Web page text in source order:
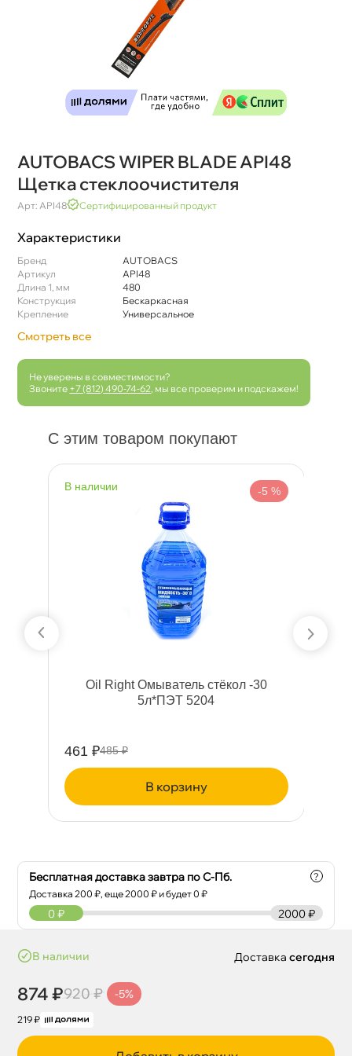
AUTOBACS WIPER BLADE API48
Щетка стеклоочистителя
Арт: API48 Сертифицированный продукт
Характеристики
Бренд
AUTOBACS
Артикул
API48
Длина 1, мм
480
Конструкция
Бескаркасная
Крепление
Универсальное
Смотреть все
Не уверены в совместимости?
Звоните +7 (812) 490-74-62 , мы все проверим и подскажем!
С этим товаром покупают
наличии -5 %
Oil Right Омыватель стёкол -30
5л*ПЭТ 5204
461 ₽485 ₽
корзину
Бесплатная доставка завтра по С-Пб.
Доставка200 ₽, еще2000 ₽ и будет 0 ₽
?
2000 ₽
0 ₽
наличии
874 ₽920 ₽ -5%
219 ₽
Доставка сегодня